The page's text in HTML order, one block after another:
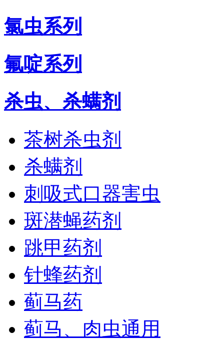
氯虫系列
氟啶系列
杀虫、杀螨剂
茶树杀虫剂
杀螨剂
刺吸式口器害虫
斑潜蝇药剂
跳甲药剂
针蜂药剂
蓟马药
蓟马、肉虫通用